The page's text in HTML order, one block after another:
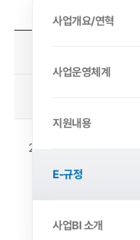
사업개요/연혁
사업운영체계
지원내용
E-규정
사업BI 소개
2024년 산업맞춤형 공